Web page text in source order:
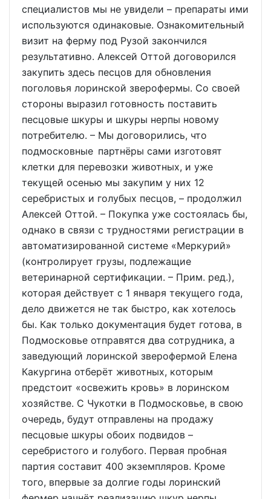
специалистов мы не увидели – препараты ими
используются одинаковые. Ознакомительный
визит на ферму под Рузой закончился
результативно. Алексей Оттой договорился
закупить здесь песцов для обновления
поголовья лоринской зверофермы. Со своей
стороны выразил готовность поставить
песцовые шкуры и шкуры нерпы новому
потребителю. – Мы договорились, что
подмосковные партнёры сами изготовят
клетки для перевозки животных, и уже
текущей осенью мы закупим у них 12
серебристых и голубых песцов, – продолжил
Алексей Оттой. – Покупка уже состоялась бы,
однако в связи с трудностями регистрации в
автоматизированной системе «Меркурий»
(контролирует грузы, подлежащие
ветеринарной сертификации. – Прим. ред.),
которая действует с 1 января текущего года,
дело движется не так быстро, как хотелось
бы. Как только документация будет готова, в
Подмосковье отправятся два сотрудника, а
заведующий лоринской зверофермой Елена
Какургина отберёт животных, которым
предстоит «освежить кровь» в лоринском
хозяйстве. С Чукотки в Подмосковье, в свою
очередь, будут отправлены на продажу
песцовые шкуры обоих подвидов –
серебристого и голубого. Первая пробная
партия составит 400 экземпляров. Кроме
того, впервые за долгие годы лоринский